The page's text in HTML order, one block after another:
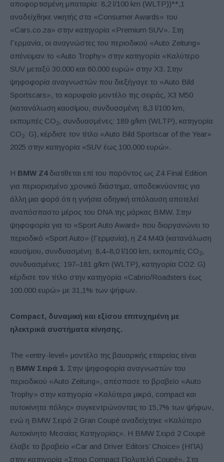
αποφορτισμένη μπαταρία: 8,2 l/100 km (WLTP))**,1
αναδείχθηκε νικητής στα «Consumer Awards» του
«Cars.co.za» στην κατηγορία «Premium SUV». Στη
Γερμανία, οι αναγνώστες του περιοδικού «Auto Zeitung»
απένειμαν το «Auto Trophy» στην κατηγορία «Καλύτερο
SUV μεταξύ 30.000 και 60.000 ευρώ» στην X3. Στην
ψηφοφορία αναγνωστών που διεξήγαγε το «Auto Bild
Sportscars», το κορυφαίο μοντέλο της σειράς, X3 M50
(κατανάλωση καυσίμου, συνδυασμένη: 8,3 l/100 km,
εκπομπές CO2, συνδυασμένες: 189 g/km (WLTP), κατηγορία
CO2: G), κέρδισε τον τίτλο «Auto Bild Sportscar of the Year»
2025 στην κατηγορία «SUV έως 100.000 ευρώ».
Η BMW Z4διατίθεται επί του παρόντος ως Z4 Final Edition
για περιορισμένο χρονικό διάστημα, αποδεικνύοντας για
άλλη μια φορά ότι η γνήσια οδηγική απόλαυση αποτελεί
αναπόσπαστο μέρος του DNA της μάρκας BMW. Στην
ψηφοφορία για το «Sport Auto Award» που διοργανώνει το
περιοδικό «Sport Auto» (Γερμανία), η Z4 M40i (κατανάλωση
καυσίμου, συνδυασμένη: 8,4–8,0 l/100 km, εκπομπές CO2,
συνδυασμένες: 197–181 g/km (WLTP), κατηγορία CO2: G)
κέρδισε τον τίτλο στην κατηγορία «Cabrio/Roadsters έως
100.000 ευρώ» με 31,1% των ψήφων.
Compact, δυναμική και εξίσου επιτυχημένη με
ηλεκτρικά συστήματα κίνησης.
The «entry-level» μοντέλο της βαυαρικής εταιρείας είναι
η BMW Σειρά 1. Στην ψηφοφορία αναγνωστών του
περιοδικού «Auto Zeitung», απέσπασε το βραβείο «Auto
Trophy» στην κατηγορία «Καλύτερα μικρά, compact και
αυτοκίνητα πόλης» συγκεντρώνοντας το 15,7% των ψήφων,
ενώ η BMW Σειρά 2 Gran Coupé αναδείχτηκε «Καλύτερο
Αυτοκίνητο Μεσαίας Κατηγορίας». Η BMW Σειρά 2 Coupé
έλαβε το βραβείο «Car and Driver Editors’ Choice» (ΗΠΑ)
στην κατηγορία «Σπορ Compact Πολυτελή Coupé». Στα